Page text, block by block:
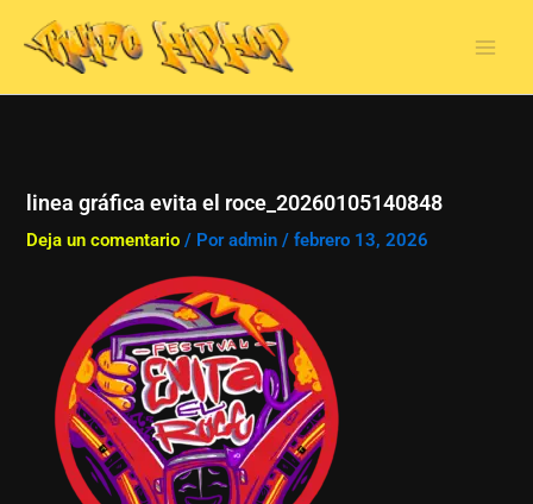
contenido
linea gráfica evita el roce_20260105140848
Deja un comentario / Poradmin/febrero 13, 2026